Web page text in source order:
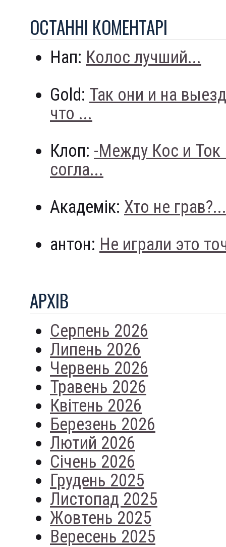
ОСТАННI КОМЕНТАРI
Нап: Колос лучший...
Gold: Так они и на
что ...
Клоп: -Между Кос и
согла...
Академік: Хто не грав?...
антон: Не играли это
АРХIВ
Серпень 2026
Липень 2026
Червень 2026
Травень 2026
Квітень 2026
Березень 2026
Лютий 2026
Січень 2026
Грудень 2025
Листопад 2025
Жовтень 2025
Вересень 2025